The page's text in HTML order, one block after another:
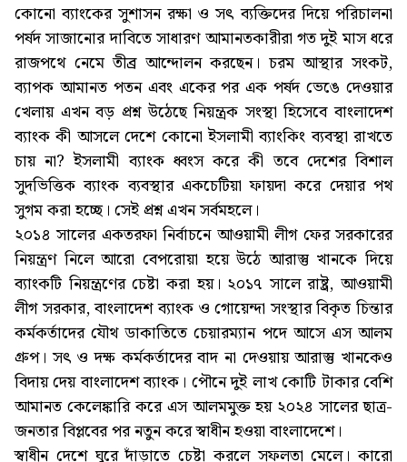
কোনো ব্যাংকের সুশাসন রক্ষা ও সৎ ব্যক্তিদের দিয়ে পরিচালনা
পর্ষদ সাজানোর দাবিতে সাধারণ আমানতকারীরা গত দুই মাস ধরে
রাজপথে নেমে তীব্র আন্দোলন করছেন। চরম আস্থার সংকট,
ব্যাপক আমানত পতন এবং একের পর এক পর্ষদ ভেঙে দেওয়ার
খেলায় এখন বড় প্রশ্ন উঠেছে নিয়ন্ত্রক সংস্থা হিসেবে বাংলাদেশ
ব্যাংক কী আসলে দেশে কোনো ইসলামী ব্যাংকিং ব্যবস্থা রাখতে
চায় না? ইসলামী ব্যাংক ধ্বংস করে কী তবে দেশের বিশাল
সুদভিত্তিক ব্যাংক ব্যবস্থার একচেটিয়া ফায়দা করে দেয়ার পথ
সুগম করা হচ্ছে। সেই প্রশ্ন এখন সর্বমহলে।
২০১৪ সালের একতরফা নির্বাচনে আওয়ামী লীগ ফের সরকারের
নিয়ন্ত্রণ নিলে আরো বেপরোয়া হয়ে উঠে আরাস্তু খানকে দিয়ে
ব্যাংকটি নিয়ন্ত্রণের চেষ্টা করা হয়। ২০১৭ সালে রাষ্ট্র, আওয়ামী
লীগ সরকার, বাংলাদেশ ব্যাংক ও গোয়েন্দা সংস্থার বিকৃত চিন্তার
কর্মকর্তাদের যৌথ ডাকাতিতে চেয়ারম্যান পদে আসে এস আলম
গ্রুপ। সৎ ও দক্ষ কর্মকর্তাদের বাদ না দেওয়ায় আরাস্তু খানকেও
বিদায় দেয় বাংলাদেশ ব্যাংক। পৌনে দুই লাখ কোটি টাকার বেশি
আমানত কেলেঙ্কারি করে এস আলমমুক্ত হয় ২০২৪ সালের ছাত্র-
জনতার বিপ্লবের পর নতুন করে স্বাধীন হওয়া বাংলাদেশে।
স্বাধীন দেশে ঘুরে দাঁড়াতে চেষ্টা করলে সফলতা মেলে। কারো